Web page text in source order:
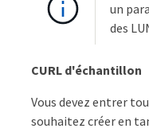
un
des
CURL d'échantillon
Vous devez entrer
souhaitez créer en